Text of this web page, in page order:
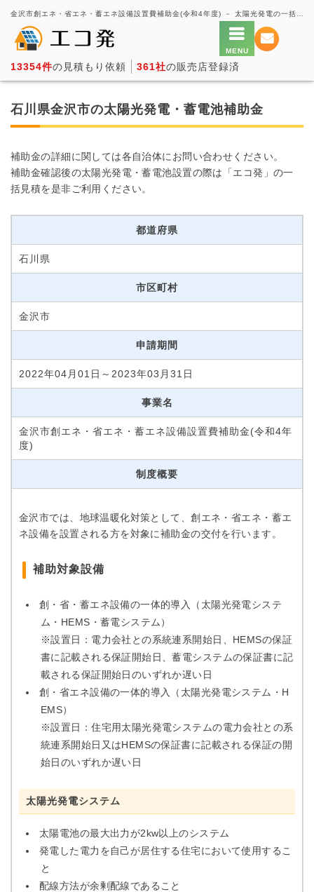
13354件の見積もり依頼 361社の販売店登録済
石川県金沢市の太陽光発電・蓄電池補助金
補助金の詳細に関しては各自治体にお問い合わせください。
補助金確認後の太陽光発電・蓄電池設置の際は「エコ発」の一
括見積を是非ご利用ください。
都道府県
石川県
市区町村
金沢市
申請期間
2022年04月01日～2023年03月31日
事業名
金沢市創エネ・省エネ・蓄エネ設備設置費補助金(令和4年
度)
制度概要
金沢市では、地球温暖化対策として、創エネ・省エネ・蓄エ
ネ設備を設置される方を対象に補助金の交付を行います。
補助対象設備
創・省・蓄エネ設備の一体的導入（太陽光発電システ
ム・HEMS・蓄電システム）
※設置日：電力会社との系統連系開始日、HEMSの保証
書に記載される保証開始日、蓄電システムの保証書に記
載される保証開始日のいずれか遅い日
創・省エネ設備の一体的導入（太陽光発電システム・H
EMS）
※設置日：住宅用太陽光発電システムの電力会社との系
統連系開始日又はHEMSの保証書に記載される保証の開
始日のいずれか遅い日
太陽光発電システム
太陽電池の最大出力が2kw以上のシステム
発電した電力を自己が居住する住宅において使用するこ
と
配線方法が余剰配線であること